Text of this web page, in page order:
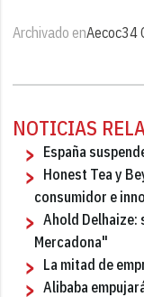
Archivado enAecoc34
NOTICIAS
España
Honest Tea y
consumidor e
Ahold Delhaize:
Mercadona"
La mitad de
Alibaba